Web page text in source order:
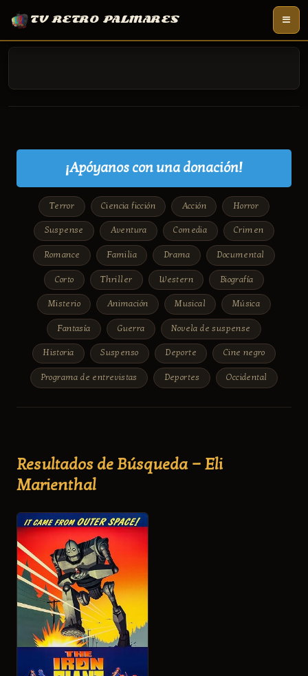
TV RETRO PALMARES
¡Apóyanos con una donación!
Terror Ciencia ficción Acción Horror
Suspense Aventura Comedia Crimen
Romance Familia Drama Documental
Corto Thriller Western Biografía
Misterio Animación Musical Música
Fantasía Guerra Novela de suspense
Historia Suspenso Deporte Cine negro
Programa de entrevistas Deportes Occidental
Resultados de Búsqueda — Eli
Marienthal